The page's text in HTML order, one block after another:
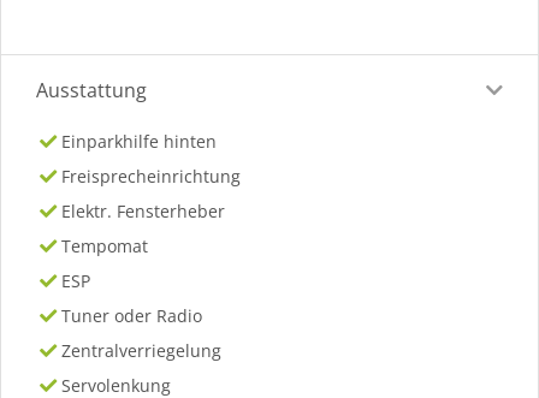
Ausstattung
Einparkhilfe hinten
Freisprecheinrichtung
Elektr. Fensterheber
Tempomat
ESP
Tuner oder Radio
Zentralverriegelung
Servolenkung